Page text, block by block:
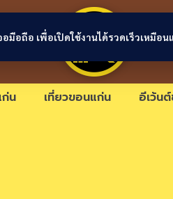
ขอน
น เที่ยวขอนแก่น อีเว้น
อมือถือ เพื่อเปิดใช้งานได้รวดเร็วเหมือ